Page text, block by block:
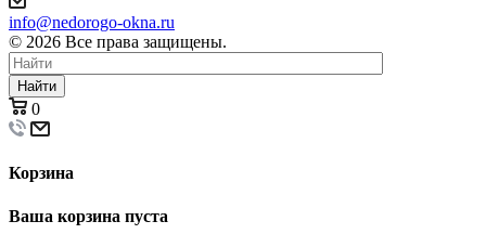
info@nedorogo-okna.ru
© 2026 Все права защищены.
Найти
0
Корзина
Ваша корзина пуста